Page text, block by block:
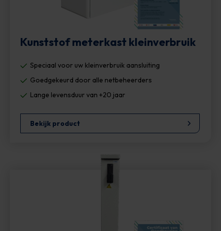
Kunststof meterkast kleinverbruik
Speciaal voor uw kleinverbruik aansluiting
Goedgekeurd door alle netbeheerders
Lange levensduur van +20 jaar
Bekijk product